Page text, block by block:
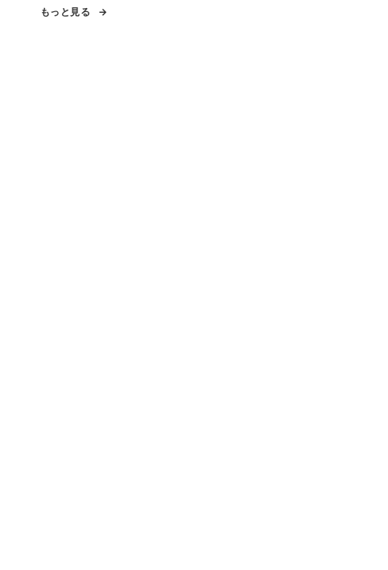
もっと見る